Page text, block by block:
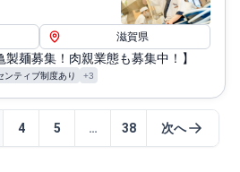
滋賀県
麺募集！肉親業態も募集中！】
ンティブ制度あり +3
4 5 … 38 次へ